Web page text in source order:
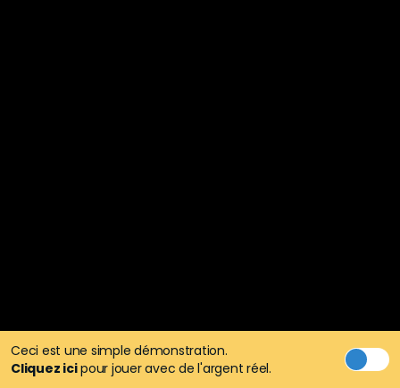
Ceci est une simple démonstration.
Cliquez icipour jouer avec de l'argent réel.